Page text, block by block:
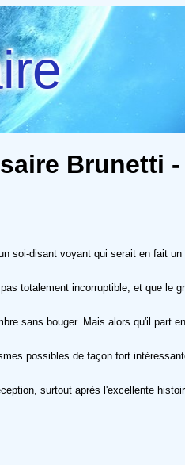
Brunetti -
soi-disant voyant qui serait en fait
totalement incorruptible, et que le
sans bouger. Mais alors qu'il part
possibles de façon fort
surtout après l'excellente